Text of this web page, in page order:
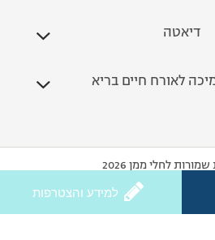
דיאטה
לאורח חיים בריא
לחלי ממן 2026
למידע והצטרפות